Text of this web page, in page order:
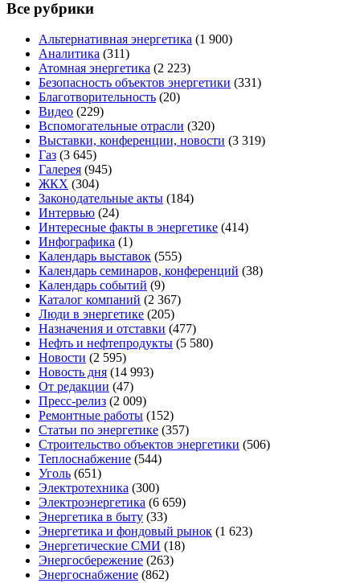
Все рубрики
Альтернативная энергетика (1 900)
Аналитика (311)
Атомная энергетика (2 223)
Безопасность объектов энергетики (331)
Благотворительность (20)
Видео (229)
Вспомогательные отрасли (320)
Выставки, конференции, новости (3 319)
Газ (3 645)
Галерея (945)
ЖКХ (304)
Законодательные акты (184)
Интервью (24)
Интересные факты в энергетике (414)
Инфографика (1)
Календарь выставок (555)
Календарь семинаров, конференций (38)
Календарь событий (9)
Каталог компаний (2 367)
Люди в энергетике (205)
Назначения и отставки (477)
Нефть и нефтепродукты (5 580)
Новости (2 595)
Новость дня (14 993)
От редакции (47)
Пресс-релиз (2 009)
Ремонтные работы (152)
Статьи по энергетике (357)
Строительство объектов энергетики (506)
Теплоснабжение (544)
Уголь (651)
Электротехника (300)
Электроэнергетика (6 659)
Энергетика в быту (33)
Энергетика и фондовый рынок (1 623)
Энергетические СМИ (18)
Энергосбережение (263)
Энергоснабжение (862)